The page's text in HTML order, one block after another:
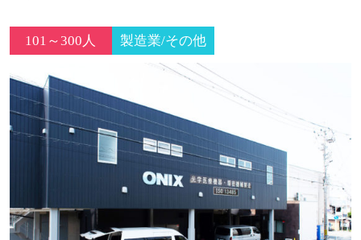
101～300人 製造業/その他